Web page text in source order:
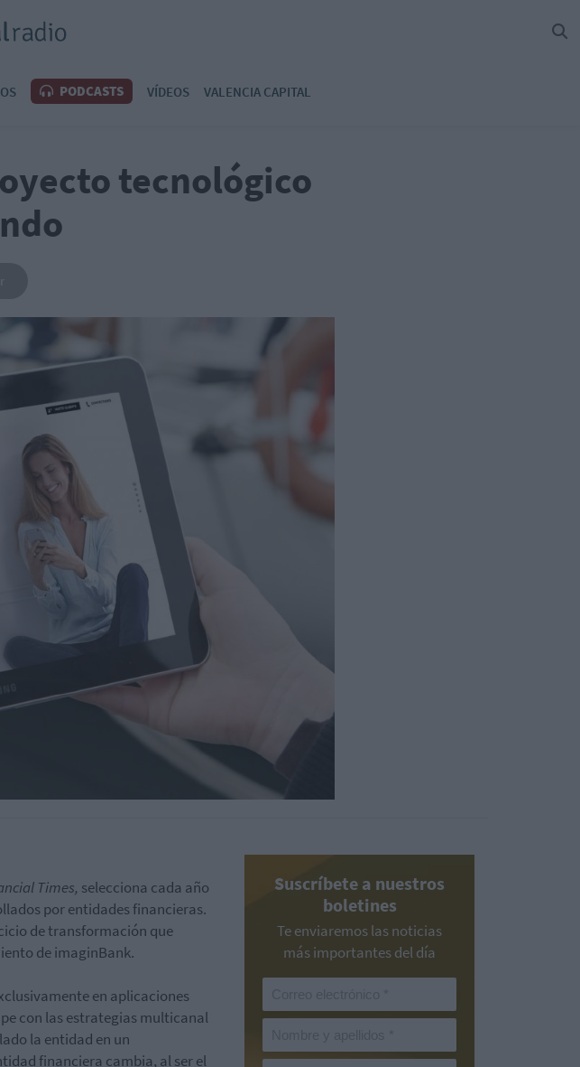
PODCASTS VÍDEOS VALENCIA CAPITAL
tecnológico
Times, selecciona cada año
por entidades financieras.
de transformación que
de imaginBank.
en aplicaciones
con las estrategias multicanal
la entidad en un
financiera cambia, al ser el
Suscríbete a nuestros
boletines
Te enviaremos las noticias
más importantes del día